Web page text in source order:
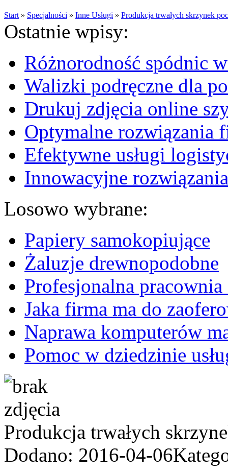
Start » Specjalności » Inne Usługi » Produkcja trwałych skrzynek
Ostatnie wpisy:
Różnorodność spódnic
Walizki podręczne dla
Drukuj zdjęcia online
Optymalne rozwiązania
Efektywne usługi
Innowacyjne
Losowo wybrane:
Papiery samokopiujące
Żaluzje drewnopodobne
Profesjonalna
Jaka firma ma do
Naprawa komputerów
Pomoc w dziedzinie
Produkcja trwałych
Dodano: 2016-04-06